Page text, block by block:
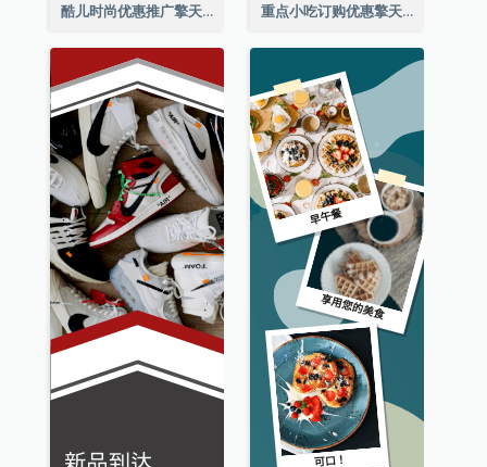
酷儿时尚优惠推广擎天柱广告 重点小吃订购优惠擎天柱广告